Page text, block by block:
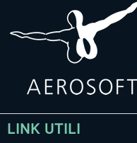
LINK UTILI